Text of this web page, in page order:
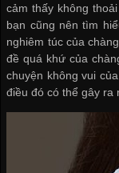
cảm thấy không
bạn cũng nên tìm
nghiêm túc của
đề quá khứ của
chuyện không vui
điều đó có thể gây ra